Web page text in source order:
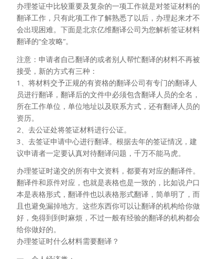
办理签证中比较重要及复杂的一项工作就是对签证材料的
翻译工作，只有此项工作了解熟悉了以后，办理起来才不
会出现困难。下面是北京亿维翻译公司为您解析签证材料
翻译的“全攻略”。
注意：申请者自己翻译的或者别人帮忙翻译的材料不再被
接受，新的方式有三种：
1、将材料交予正规的有资格的翻译公司有专门的翻译人
员进行翻译，翻译后的文件中必须包含翻译人员的全名，
所在工作单位，单位地址以及联系方式，还有翻译人员的
资历。
2、去公证处将签证材料进行公证。
3、去签证申请中心进行翻译。根据去年的签证情况，建
议申请者一定要认真对待翻译问题，千万不能马虎。
办理签证时递交的所有中文资料，都要有对应的翻译件。
翻译件和原件对应，也就是表格也是一致的，比如说户口
本是表格形式，翻译件也以表格形式翻译，简单明了，而
且也避免漏掉地方。这些东西你可以让翻译的机构给你做
好，免得到到时麻烦，不过一般有经验的翻译的机构都会
给你做好的。
办理签证时什么材料需要翻译？